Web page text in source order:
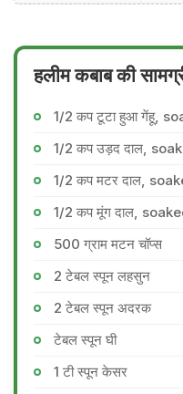
हलीम कबाब की
1/2 कप टूटा हुआ गेंहू,
1/2 कप उड़द दाल,
1/2 कप मटर दाल,
1/2 कप मूंग दाल,
500 ग्राम मटन चॉप्स
2 टेबल स्पून लहसुन
2 टेबल स्पून अदरक
टेबल स्पून घी
1 टी स्पून केसर